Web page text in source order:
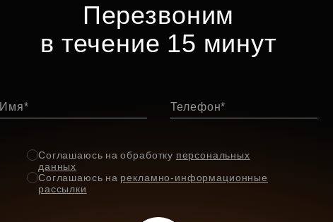
Перезвоним
в течение 15 минут
Имя Телефон
Соглашаюсь на обработку персональных
данных
Соглашаюсь на рекламно-информационные
рассылки